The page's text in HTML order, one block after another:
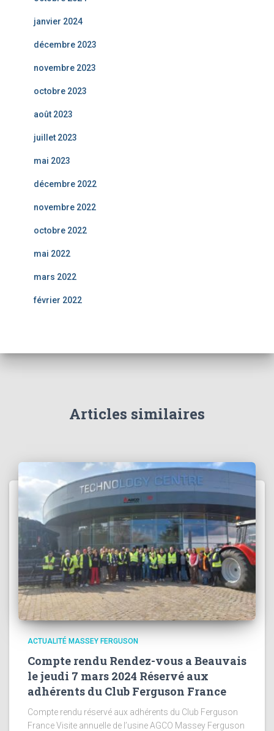
janvier 2024
décembre 2023
novembre 2023
octobre 2023
août 2023
juillet 2023
mai 2023
décembre 2022
novembre 2022
octobre 2022
mai 2022
mars 2022
février 2022
Articles similaires
ACTUALITÉ MASSEY FERGUSON
Compte rendu Rendez-vous a Beauvais
le jeudi 7 mars 2024 Réservé aux
adhérents du Club Ferguson France
Compte rendu réservé aux adhérents du Club Ferguson
France Visite annuelle de l’usine AGCO Massey Ferguson